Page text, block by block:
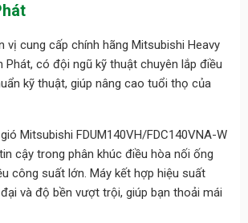
vị cung cấp chính hãng Mitsubishi Heavy
Phát, có đội ngũ kỹ thuật chuyên lắp điều
kỹ thuật, giúp nâng cao tuổi thọ của
Mitsubishi FDUM140VH/FDC140VNA-W
cậy trong phân khúc điều hòa nối ống
công suất lớn. Máy kết hợp hiệu suất
và độ bền vượt trội, giúp bạn thoải mái